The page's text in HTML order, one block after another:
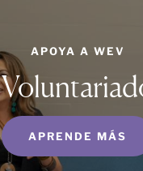
APOYA A WEV
APRENDE MÁS